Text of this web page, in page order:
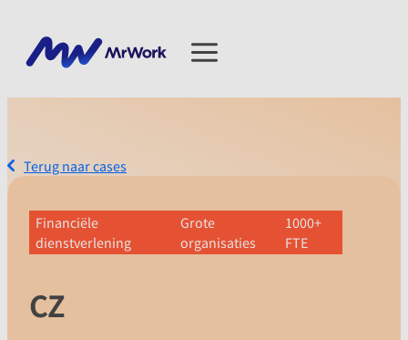
Terug naar cases
Financiële
dienstverlening
Grote
organisaties
1000+
FTE
CZ